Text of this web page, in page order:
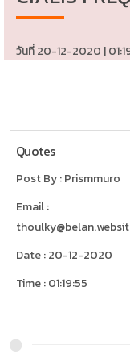
วันที่ 20-12-2020 |
Quotes
Post By : Prismmuro
Email :
Date : 20-12-2020
Time : 01:19:55